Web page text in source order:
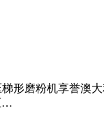
形磨粉机享誉澳
…